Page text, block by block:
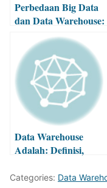
Perbedaan Big Data
dan Data Warehouse:
Mana yang
Dibutuhkan?
Data Warehouse
Adalah: Definisi,
Categories: Data